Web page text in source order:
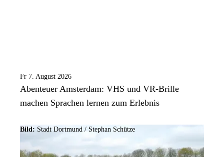
Fr 7. August 2026
Abenteuer Amsterdam: VHS und VR-Brille
machen Sprachen lernen zum Erlebnis
Bild: Stadt Dortmund / Stephan Schütze